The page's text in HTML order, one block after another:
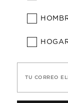
TU CORREO